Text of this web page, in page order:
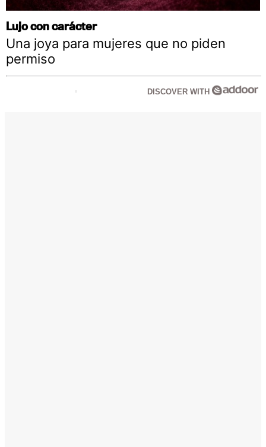
Lujo con carácter
Una joya para mujeres que no piden
permiso
DISCOVER WITH